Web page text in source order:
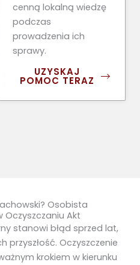
cenną lokalną wiedzę
podczas
prowadzenia ich
sprawy.
UZYSKAJ
POMOC TERAZ
Osobista
Oczyszczaniu Akt
stanowi błąd sprzed lat,
przyszłość. Oczyszczenie
krokiem w kierunku